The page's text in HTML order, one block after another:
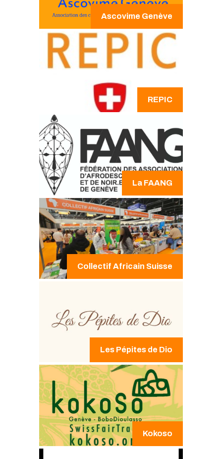
Ascovime Genève
REPIC
La FAANG
Collectif Africain Suisse
Les Pépites de Dio
Kokoso